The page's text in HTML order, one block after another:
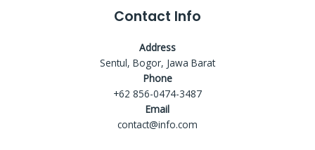
Contact Info
Address
Sentul, Bogor, Jawa Barat
Phone
+62 856-0474-3487
Email
contact@info.com